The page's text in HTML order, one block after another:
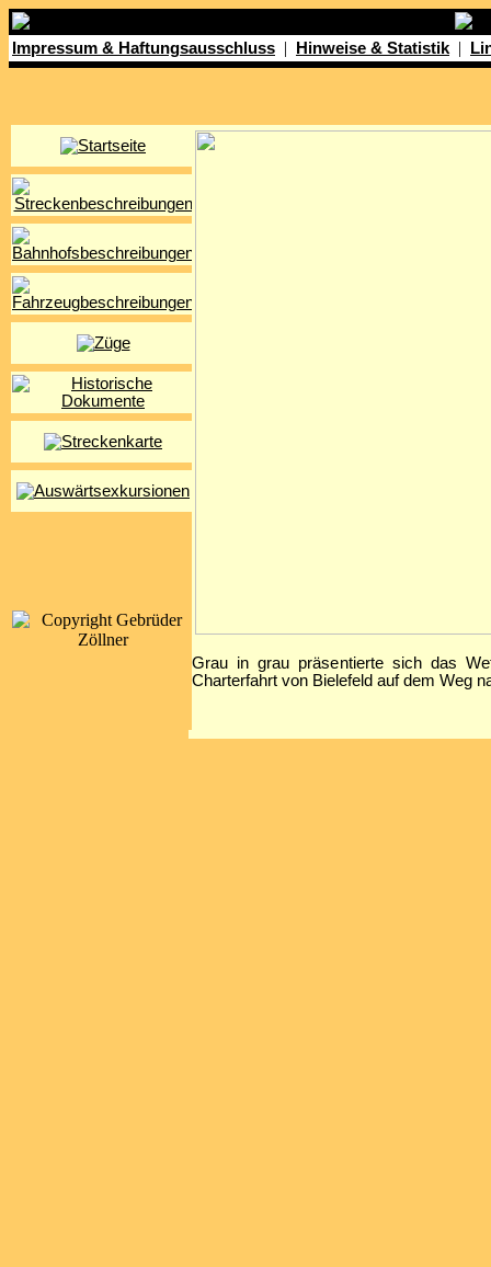
Impressum & Haftungsausschluss | Hinweise & Statistik |
Grau in grau präsentierte sich das
Charterfahrt von Bielefeld auf dem Weg